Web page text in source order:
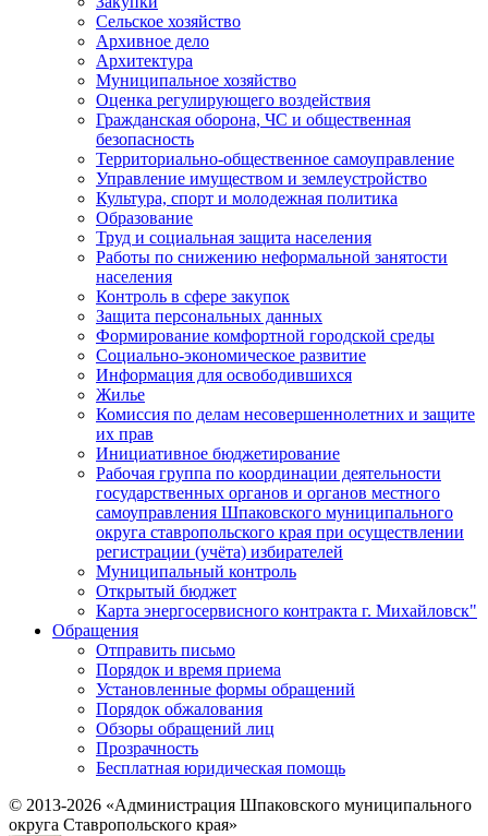
Сельское хозяйство
Архивное дело
Архитектура
Муниципальное хозяйство
Оценка регулирующего воздействия
Гражданская оборона, ЧС и общественная
безопасность
Территориально-общественное самоуправление
Управление имуществом и землеустройство
Культура, спорт и молодежная политика
Образование
Труд и социальная защита населения
Работы по снижению неформальной занятости
населения
Контроль в сфере закупок
Защита персональных данных
Формирование комфортной городской среды
Социально-экономическое развитие
Информация для освободившихся
Жилье
Комиссия по делам несовершеннолетних и защите
их прав
Инициативное бюджетирование
Рабочая группа по координации деятельности
государственных органов и органов местного
самоуправления Шпаковского муниципального
округа ставропольского края при осуществлении
регистрации (учёта) избирателей
Муниципальный контроль
Открытый бюджет
Карта энергосервисного контракта г. Михайловск"
Обращения
Отправить письмо
Порядок и время приема
Установленные формы обращений
Порядок обжалования
Обзоры обращений лиц
Прозрачность
Бесплатная юридическая помощь
© 2013-2026 «Администрация Шпаковского муниципального
округа Ставропольского края»